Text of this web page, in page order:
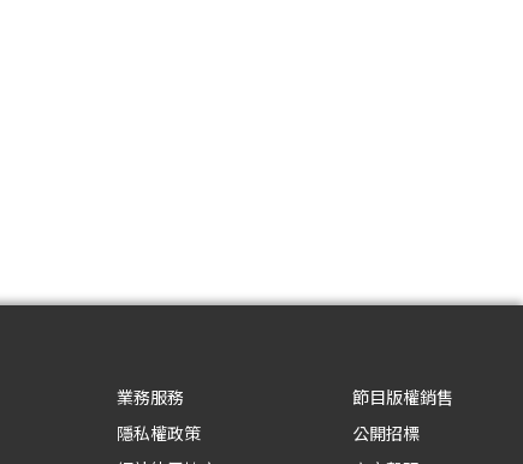
業務服務
隱私權政策
節目版權銷售
公開招標